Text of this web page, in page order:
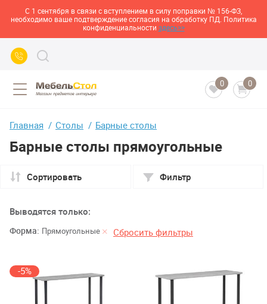
С 1 сентября в связи с вступлением в силу поправки № 156-ФЗ,
необходимо ваше подтверждение согласия на обработку ПД. Политика
конфиденциальности здесь>>
0 0
Главная Столы Барные столы
Барные столы прямоугольные
Сортировать Фильтр
Выводятся только:
Форма: Прямоугольные Сбросить фильтры
-5%